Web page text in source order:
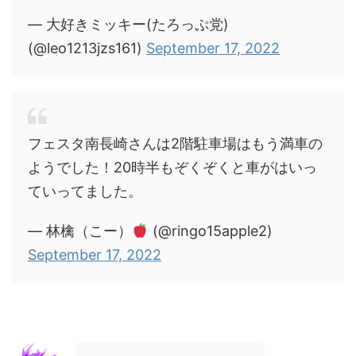
— 大好きミッキー(たろっぷ党)
(@leo1213jzs161) September 17, 2022
フェスタ南長崎さんは2階駐車場はもう満車の
ようでした！20時半もぞくぞくと車がはいっ
ていってました。
— 林檎（こー）
(@ringo15apple2)
September 17, 2022